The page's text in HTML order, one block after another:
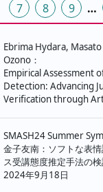
7
8 9 …
Ebrima Hydara,
Ozono：
Empirical Assessment
Detection: Advancing
Verification through
SMASH24 Summer
金子友南：ソフトな表
ス受講態度推定手法の
2024年9月18日